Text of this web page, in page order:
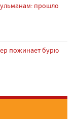
прошло
пожинает бурю